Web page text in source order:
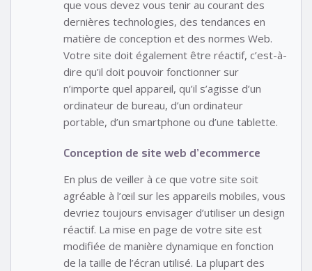
que vous devez vous tenir au courant des
dernières technologies, des tendances en
matière de conception et des normes Web.
Votre site doit également être réactif, c’est-à-
dire qu’il doit pouvoir fonctionner sur
n’importe quel appareil, qu’il s’agisse d’un
ordinateur de bureau, d’un ordinateur
portable, d’un smartphone ou d’une tablette.
Conception de site web d’ecommerce
En plus de veiller à ce que votre site soit
agréable à l’œil sur les appareils mobiles, vous
devriez toujours envisager d’utiliser un design
réactif. La mise en page de votre site est
modifiée de manière dynamique en fonction
de la taille de l’écran utilisé. La plupart des